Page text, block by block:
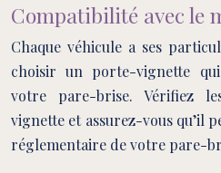
Compatibilité avec le
Chaque véhicule a ses
choisir un porte-vignette
votre pare-brise. Vérifiez
vignette et assurez-vous qu’il
réglementaire de votre pare-